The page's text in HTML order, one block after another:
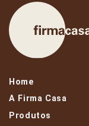
Home
A Firma Casa
Produtos